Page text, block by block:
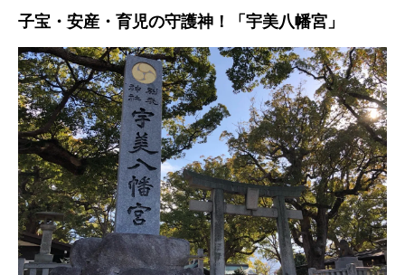
子宝・安産・育児の守護神！「宇美八幡宮」